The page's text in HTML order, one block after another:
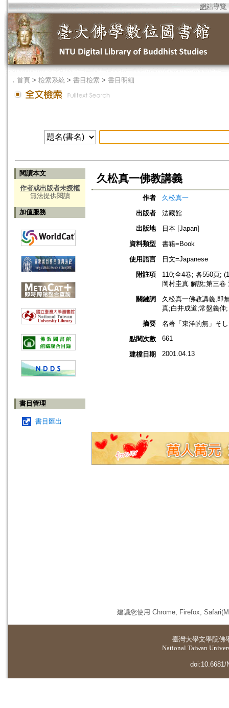
網站導覽
． 首頁 > 檢索系統 > 書目檢索 > 書目明細
閱讀本文
作者或出版者未授權
無法提供閱讀
加值服務
書目管理
書目匯出
久松真一佛教講義
作者
久松真一
出版者
法藏館
出版地
日本 [Japan]
資料類型
書籍=Book
使用語言
日文=Japanese
附註項
110;全4卷; 各550頁;
岡村圭真 解說;第三
關鍵詞
久松真一佛教講義;即
真;白井成道;常盤義伸;
摘要
名著「東洋的無」そ
點閱次數
661
建檔日期 2001.04.13
建議您使用 Chrome, Firefox,
臺灣大學文學院佛
National Taiwan
doi:10.6681/